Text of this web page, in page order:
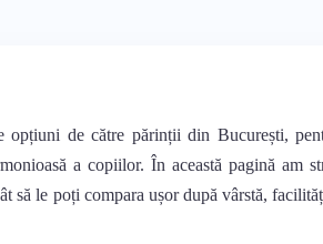
opțiuni de către părinții din București,
a copiilor. În această pagină am
să le poți compara ușor după vârstă,